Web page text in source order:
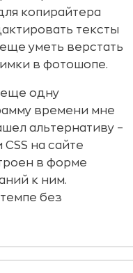
копирайтера
тексты
уметь верстать
в фотошопе.
еще одну
времени мне
альтернативу –
на сайте
в форме
к ним.
без